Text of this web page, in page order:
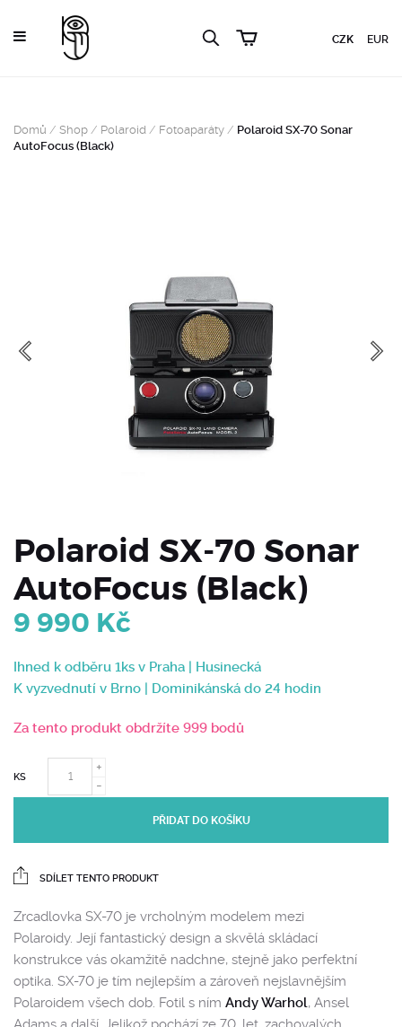
CZK EUR
Domů / Shop / Polaroid / Fotoaparáty / Polaroid SX-70 Sonar
AutoFocus (Black)
Polaroid SX-70 Sonar
AutoFocus (Black)
9 990 Kč
Ihned k odběru 1ks v Praha | Husinecká
K vyzvednutí v Brno | Dominikánská do 24 hodin
Za tento produkt obdržíte 999 bodů
KS
PŘIDAT DO KOŠÍKU
SDÍLET TENTO PRODUKT
Zrcadlovka SX-70 je vrcholným modelem mezi
Polaroidy. Její fantastický design a skvělá skládací
konstrukce vás okamžitě nadchne, stejně jako perfektní
optika. SX-70 je tím nejlepším a zároveň nejslavnějším
Polaroidem všech dob. Fotil s ním Andy Warhol, Ansel